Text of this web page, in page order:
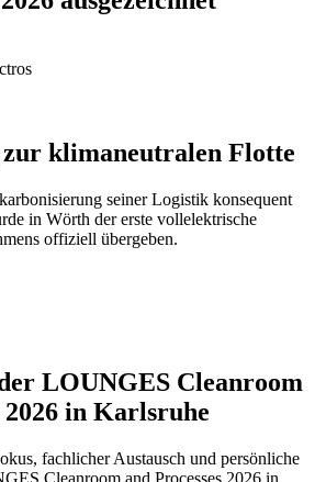
zur klimaneutralen Flotte
seiner Logistik konsequent
in Wörth der erste vollelektrische
offiziell übergeben.
LOUNGES Cleanroom
2026 in Karlsruhe
fachlicher Austausch und persönliche
Cleanroom and Processes 2026 in